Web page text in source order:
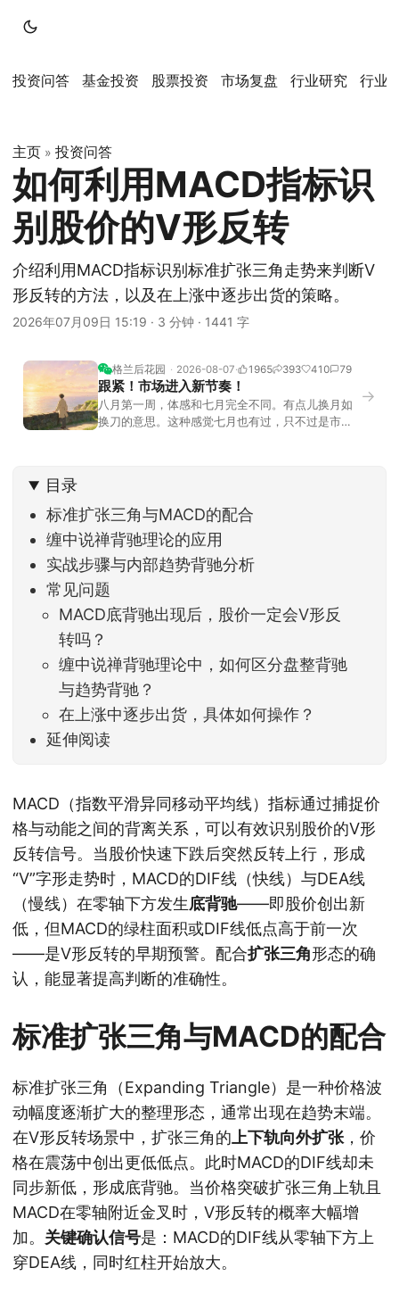
投资问答 基金投资 股票投资 市场复盘 行业研究 行业
主页 » 投资问答
如何利用MACD指标识
别股价的V形反转
介绍利用MACD指标识别标准扩张三角走势来判断V
形反转的方法，以及在上涨中逐步出货的策略。
2026年07月09日 15:19 · 3 分钟 · 1441 字
格兰后花园 2026-08-07 1965 393 410 79
跟紧！市场进入新节奏！
八月第一周，体感和七月完全不同。有点儿换月如
换刀的意思。这种感觉七月也有过，只不过是市场
家感受到了春天般的暖风。指数涨了百点，交易额
回暖到2
→
目录
标准扩张三角与MACD的配合
缠中说禅背驰理论的应用
实战步骤与内部趋势背驰分析
常见问题
MACD底背驰出现后，股价一定会V形反
转吗？
缠中说禅背驰理论中，如何区分盘整背驰
与趋势背驰？
在上涨中逐步出货，具体如何操作？
延伸阅读
MACD（指数平滑异同移动平均线）指标通过捕捉价
格与动能之间的背离关系，可以有效识别股价的V形
反转信号。当股价快速下跌后突然反转上行，形成
“V”字形走势时，MACD的DIF线（快线）与DEA线
（慢线）在零轴下方发生底背驰——即股价创出新
低，但MACD的绿柱面积或DIF线低点高于前一次
——是V形反转的早期预警。配合扩张三角形态的确
认，能显著提高判断的准确性。
标准扩张三角与MACD的配合
标准扩张三角（Expanding Triangle）是一种价格波
动幅度逐渐扩大的整理形态，通常出现在趋势末端。
在V形反转场景中，扩张三角的 上下轨向外扩张 ，价
格在震荡中创出更低低点。此时MACD的DIF线却未
同步新低，形成底背驰。当价格突破扩张三角上轨且
MACD在零轴附近金叉时，V形反转的概率大幅增
加。 关键确认信号是：MACD的DIF线从零轴下方上
穿DEA线，同时红柱开始放大。